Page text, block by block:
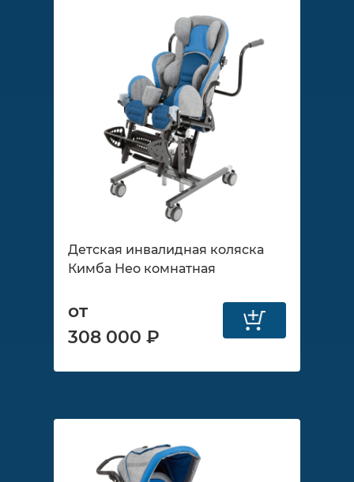
Детская инвалидная коляска
Кимба Нео комнатная
от
308 000 ₽